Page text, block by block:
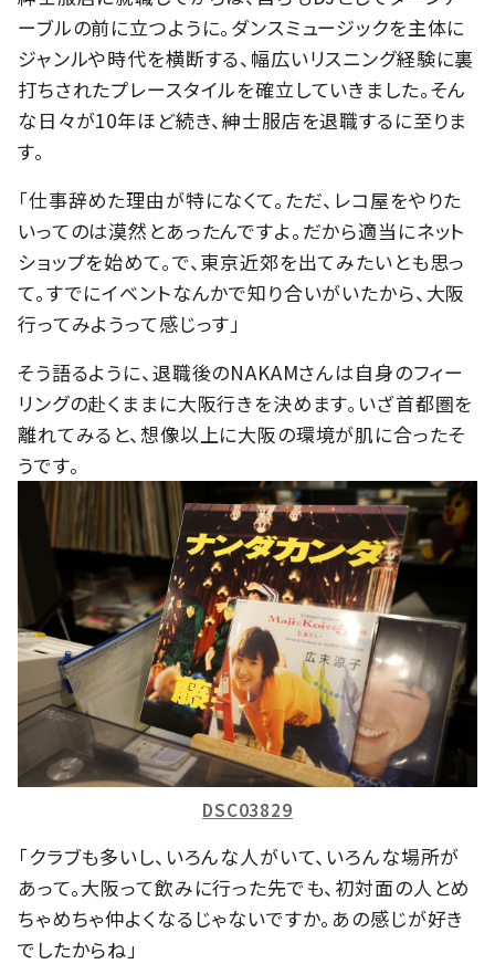
ーブルの前に立つように。ダンスミュージックを主体に
ジャンルや時代を横断する、幅広いリスニング経験に裏
打ちされたプレースタイルを確立していきました。そん
な日々が10年ほど続き、紳士服店を退職するに至りま
す。
「仕事辞めた理由が特になくて。ただ、レコ屋をやりた
いってのは漠然とあったんですよ。だから適当にネット
ショップを始めて。で、東京近郊を出てみたいとも思っ
て。すでにイベントなんかで知り合いがいたから、大阪
行ってみようって感じっす」
そう語るように、退職後のNAKAMさんは自身のフィー
リングの赴くままに大阪行きを決めます。いざ首都圏を
離れてみると、想像以上に大阪の環境が肌に合ったそ
うです。
DSC03829
「クラブも多いし、いろんな人がいて、いろんな場所が
あって。大阪って飲みに行った先でも、初対面の人とめ
ちゃめちゃ仲よくなるじゃないですか。あの感じが好き
でしたからね」